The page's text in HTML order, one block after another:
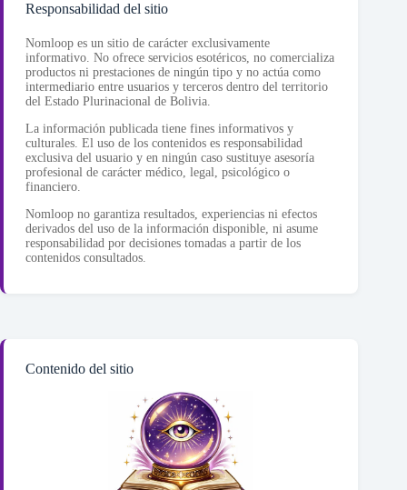
Responsabilidad del sitio
Nomloop es un sitio de carácter exclusivamente
informativo. No ofrece servicios esotéricos, no comercializa
productos ni prestaciones de ningún tipo y no actúa como
intermediario entre usuarios y terceros dentro del territorio
del Estado Plurinacional de Bolivia.
La información publicada tiene fines informativos y
culturales. El uso de los contenidos es responsabilidad
exclusiva del usuario y en ningún caso sustituye asesoría
profesional de carácter médico, legal, psicológico o
financiero.
Nomloop no garantiza resultados, experiencias ni efectos
derivados del uso de la información disponible, ni asume
responsabilidad por decisiones tomadas a partir de los
contenidos consultados.
Contenido del sitio